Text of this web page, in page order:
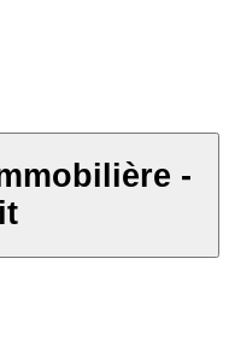
-